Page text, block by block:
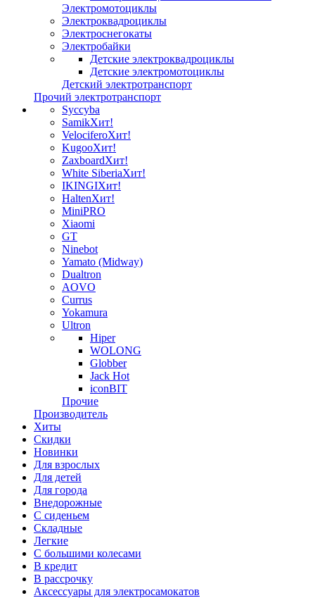
Электромотоциклы
Электроквадроциклы
Электроснегокаты
Электробайки
Детские электроквадроциклы
Детские электромотоциклы
Детский электротранспорт
Прочий электротранспорт
Syccyba
SamikХит!
VelociferoХит!
KugooХит!
ZaxboardХит!
White SiberiaХит!
IKINGIХит!
HaltenХит!
MiniPRO
Xiaomi
GT
Ninebot
Yamato (Midway)
Dualtron
AOVO
Currus
Yokamura
Ultron
Hiper
WOLONG
Globber
Jack Hot
iconBIT
Прочие
Производитель
Хиты
Скидки
Новинки
Для взрослых
Для детей
Для города
Внедорожные
С сиденьем
Складные
Легкие
С большими колесами
В кредит
В рассрочку
Аксессуары для электросамокатов